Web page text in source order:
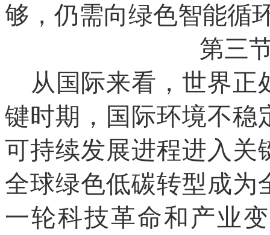
够，仍需向绿色智能循
第三
从国际来看，世界正
键时期，国际环境不稳
可持续发展进程进入关
全球绿色低碳转型成为
一轮科技革命和产业